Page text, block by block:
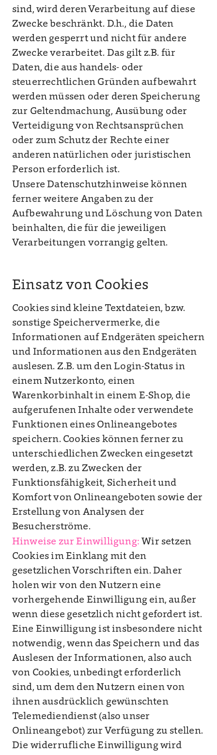
sind, wird deren Verarbeitung auf diese
Zwecke beschränkt. D.h., die Daten
werden gesperrt und nicht für andere
Zwecke verarbeitet. Das gilt z.B. für
Daten, die aus handels- oder
steuerrechtlichen Gründen aufbewahrt
werden müssen oder deren Speicherung
zur Geltendmachung, Ausübung oder
Verteidigung von Rechtsansprüchen
oder zum Schutz der Rechte einer
anderen natürlichen oder juristischen
Person erforderlich ist.
Unsere Datenschutzhinweise können
ferner weitere Angaben zu der
Aufbewahrung und Löschung von Daten
beinhalten, die für die jeweiligen
Verarbeitungen vorrangig gelten.
Einsatz von Cookies
Cookies sind kleine Textdateien, bzw.
sonstige Speichervermerke, die
Informationen auf Endgeräten speichern
und Informationen aus den Endgeräten
auslesen. Z.B. um den Login-Status in
einem Nutzerkonto, einen
Warenkorbinhalt in einem E-Shop, die
aufgerufenen Inhalte oder verwendete
Funktionen eines Onlineangebotes
speichern. Cookies können ferner zu
unterschiedlichen Zwecken eingesetzt
werden, z.B. zu Zwecken der
Funktionsfähigkeit, Sicherheit und
Komfort von Onlineangeboten sowie der
Erstellung von Analysen der
Besucherströme.
Hinweise zur Einwilligung: Wir setzen
Cookies im Einklang mit den
gesetzlichen Vorschriften ein. Daher
holen wir von den Nutzern eine
vorhergehende Einwilligung ein, außer
wenn diese gesetzlich nicht gefordert ist.
Eine Einwilligung ist insbesondere nicht
notwendig, wenn das Speichern und das
Auslesen der Informationen, also auch
von Cookies, unbedingt erforderlich
sind, um dem den Nutzern einen von
ihnen ausdrücklich gewünschten
Telemediendienst (also unser
Onlineangebot) zur Verfügung zu stellen.
Die widerrufliche Einwilligung wird